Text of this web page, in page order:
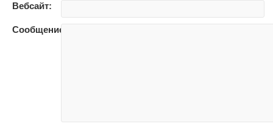
Вебсайт:
Сообщение: